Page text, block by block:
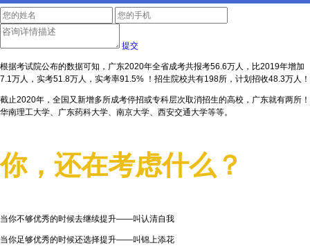
提交
根据考试院公布的数据可知，广东2020年全省成考共报考56.6万人，比2019年增加
7.1万人，实考51.8万人，实考率91.5% ！招生院校共有198所，计划招收48.3万人！
截止2020年，全国又新增多所成考停招或专科层次取消招生的高校，广东就有两所！
华南理工大学、广东药科大学、南京大学、西安交通大学等等。
你，还在考虑什么？
当你不够优秀的时候去继续提升——叫认清自我
当你足够优秀的时候还选择提升——叫锦上添花